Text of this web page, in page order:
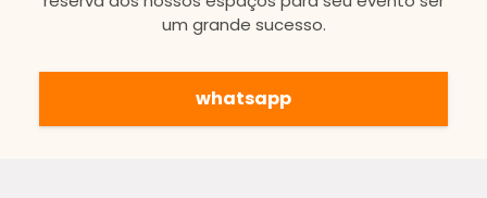
um grande sucesso.
whatsapp